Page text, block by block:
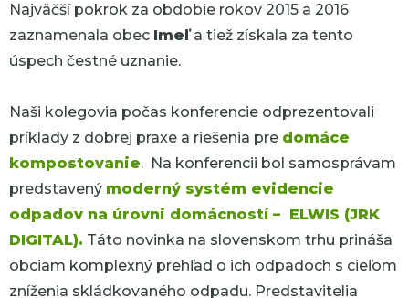
Najväčší pokrok za obdobie rokov 2015 a 2016
zaznamenala obec Imeľa tiež získala za tento
úspech čestné uznanie.
Naši kolegovia počas konferencie odprezentovali
príklady z dobrej praxe a riešenia pre domáce
kompostovanie. Na konferencii bol samosprávam
predstavený moderný systém evidencie
odpadov na úrovni domácností – ELWIS (JRK
DIGITAL). Táto novinka na slovenskom trhu prináša
obciam komplexný prehľad o ich odpadoch s cieľom
zníženia skládkovaného odpadu. Predstavitelia